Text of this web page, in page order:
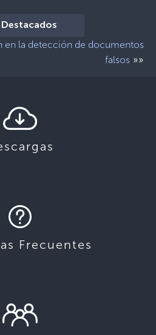
Destacados
en la detección de documentos
falsos »»
Frecuentes